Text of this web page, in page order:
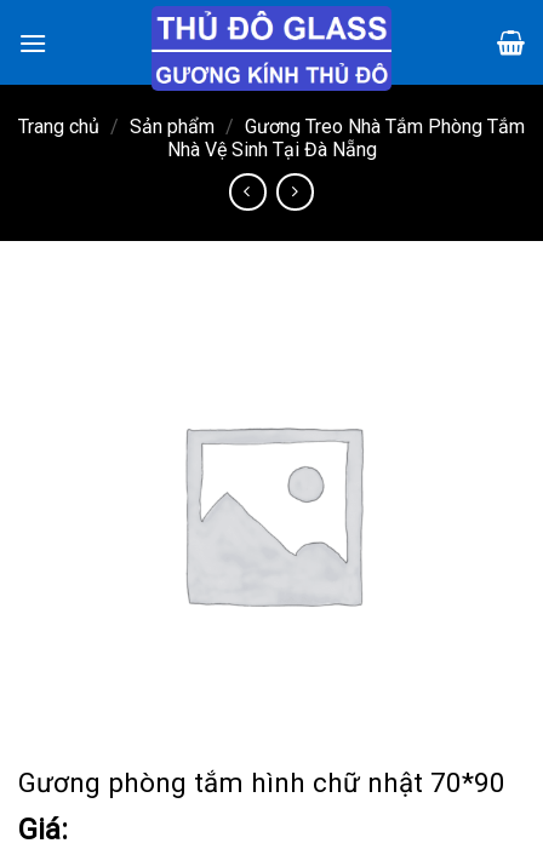
đến
Trang chủ / Sản phẩm / Gương Treo Nhà Tắm Phòng Tắm
Nhà Vệ Sinh Tại Đà Nẵng
Gương phòng tắm hình chữ nhật 70*90
Giá: